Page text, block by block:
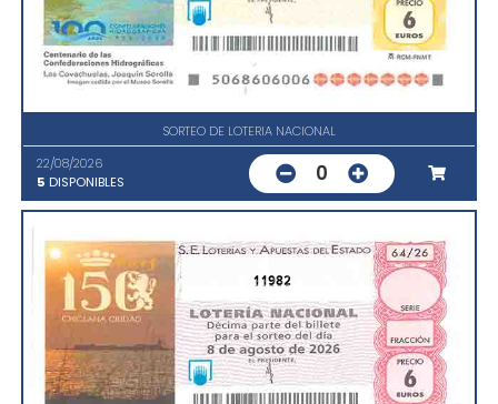
SORTEO DE LOTERIA NACIONAL
22/08/2026
5 DISPONIBLES 0
11982